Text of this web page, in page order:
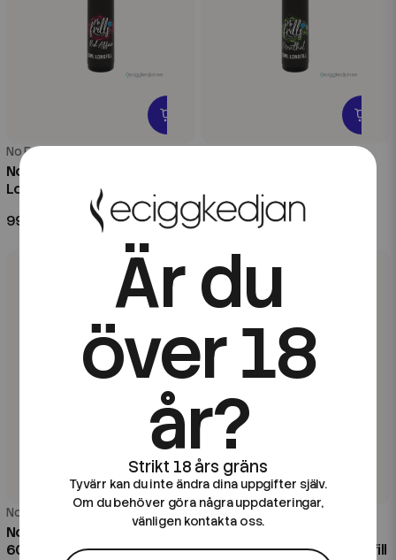
No Frills
No Frills | Red Affair | 20ml
Longfill
99 kr
99 kr
No Frills
No Frills | Slushed Green |
60ml Kombofill
No Frills
No Frills | Slushed
Bubblegum | 60ml Kombofill
Är du
över 18
år?
Tyvärr kan du inte ändra dina uppgifter själv.
Om du behöver göra några uppdateringar,
vänligen kontakta oss.